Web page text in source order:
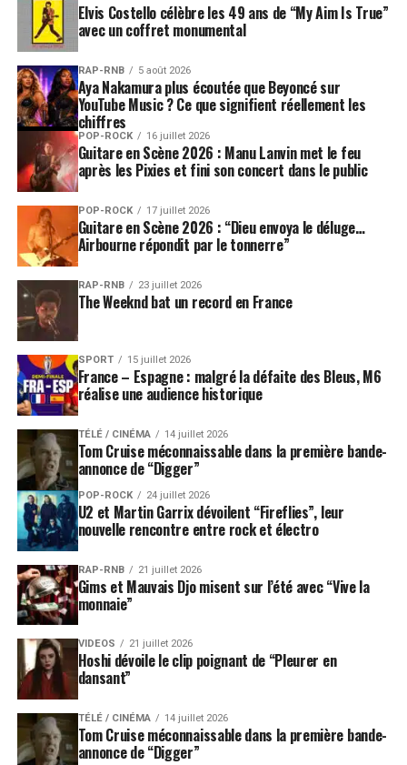
Elvis Costello célèbre les 49 ans de “My Aim Is True”
avec un coffret monumental
RAP-RNB 5 août 2026
Aya Nakamura plus écoutée que Beyoncé sur
YouTube Music ? Ce que signifient réellement les
chiffres
POP-ROCK 16 juillet 2026
Guitare en Scène 2026 : Manu Lanvin met le feu
après les Pixies et fini son concert dans le public
POP-ROCK 17 juillet 2026
Guitare en Scène 2026 : “Dieu envoya le déluge…
Airbourne répondit par le tonnerre”
RAP-RNB 23 juillet 2026
The Weeknd bat un record en France
SPORT 15 juillet 2026
France – Espagne : malgré la défaite des Bleus, M6
réalise une audience historique
TÉLÉ / CINÉMA 14 juillet 2026
Tom Cruise méconnaissable dans la première bande-
annonce de “Digger”
POP-ROCK 24 juillet 2026
U2 et Martin Garrix dévoilent “Fireflies”, leur
nouvelle rencontre entre rock et électro
RAP-RNB 21 juillet 2026
Gims et Mauvais Djo misent sur l’été avec “Vive la
monnaie”
VIDEOS 21 juillet 2026
Hoshi dévoile le clip poignant de “Pleurer en
dansant”
TÉLÉ / CINÉMA 14 juillet 2026
Tom Cruise méconnaissable dans la première bande-
annonce de “Digger”